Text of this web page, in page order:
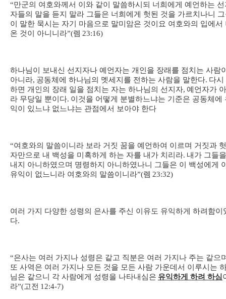
“만군의 여호와께서 이와 같이 말씀하시되 너희에게 예언하는 선
자들의 말을 듣지 말라 그들은 너희에게 헛된 것을 가르치나니
이 말한 묵시는 자기 마음으로 말미암은 것이요 여호와의 입에서
온 것이 아니니라”(렘 23:16)
하나님이 보내신 선지자나 예언자는 개인을 장래를 점치는 사람
아니라, 공동체에 하나님의 멧세지를 전하는 사람을 말한다. 다시
하면 개인의 장래 일을 점치는 자는 하나님의 선지자, 예언자가
라 무당일 뿐이다. 이것을 어떻게 분별하느냐는 기준은 공동체에
익이 있느냐 없느냐는 관점에서 보아야 한다
“여호와의 말씀이니라 보라 거짓 꿈을 예언하여 이르며 거짓과
자만으로 내 백성을 미혹하게 하는 자를 내가 치리라. 내가 그들
내지 아니하였으며 명령하지 아니하였나니 그들은 이 백성에게
유익이 없느니라 여호와의 말씀이니라”(렘 23:32)
여러 가지 다양한 성령의 은사를 주신 이유도 유익하게 하려함이
다.
“은사는 여러 가지나 성령은 같고 직분은 여러 가지나 주는 같으
또 사역은 여러 가지나 모든 것을 모든 사람 가운데서 이루시는
님은 같으니 각 사람에게 성령을 나타내심은 유익하게 하려 하심
라”(고전 12:4-7)